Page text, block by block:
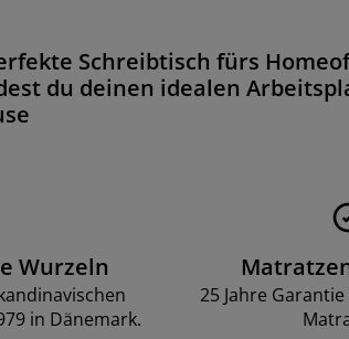
Schreibtisch fürs
du deinen idealen
Wurzeln
in Dänemark.
25 Jahre